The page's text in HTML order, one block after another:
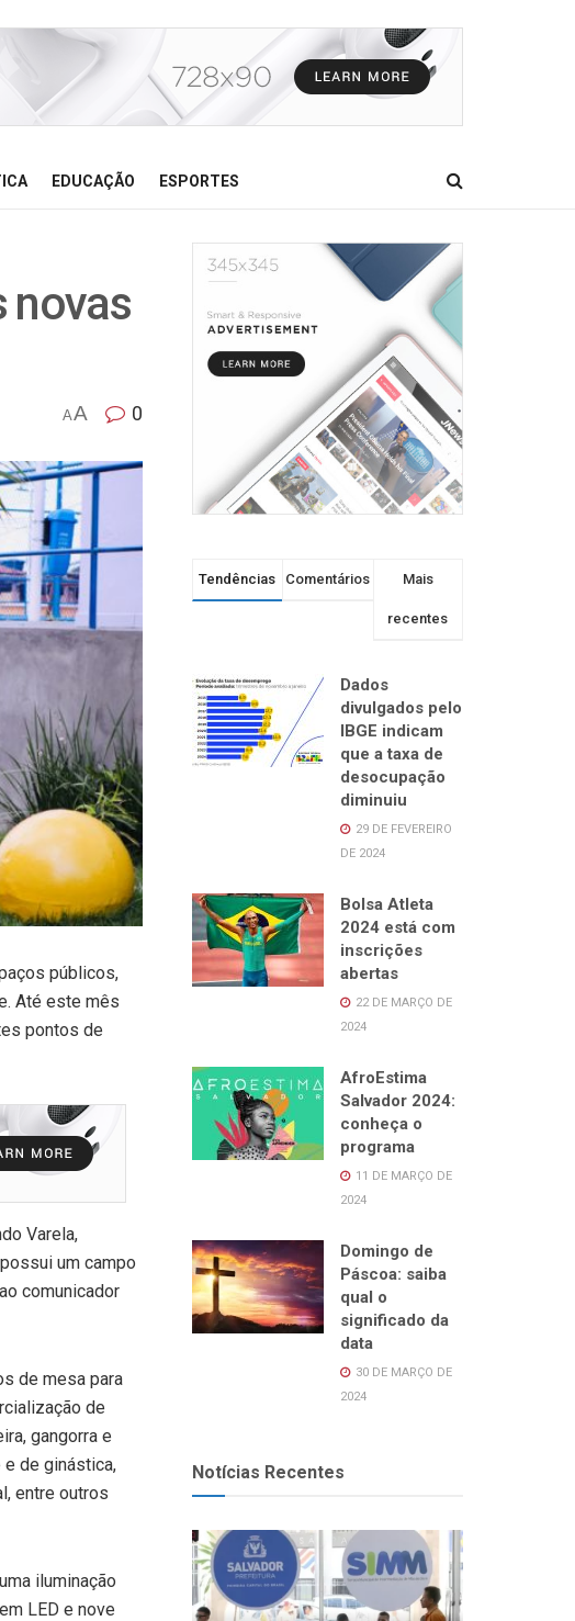
EDUCAÇÃO ESPORTES
novas
AA 0
públicos,
Até este mês
pontos de
Varela,
um campo
comunicador
de mesa para
de
gangorra e
e de ginástica,
entre outros
iluminação
LED e nove
Tendências Comentários Mais
recentes
Dados
divulgados pelo
IBGE indicam
que a taxa de
desocupação
diminuiu
29 DE FEVEREIRO
DE 2024
Bolsa Atleta
2024 está com
inscrições
abertas
22 DE MARÇO DE
2024
AfroEstima
Salvador 2024:
conheça o
programa
11 DE MARÇO DE
2024
Domingo de
Páscoa: saiba
qual o
significado da
data
30 DE MARÇO DE
2024
Notícias Recentes